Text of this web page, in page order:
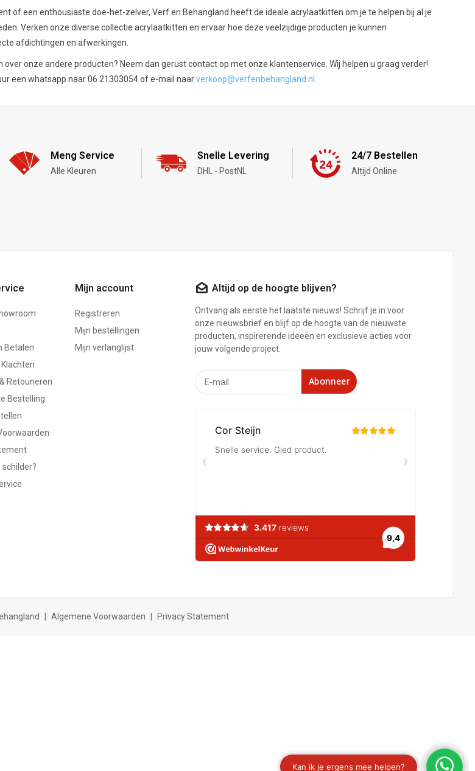
of een enthousiaste doe-het-zelver, Verf en Behangland heeft de ideale acrylaatkitten om je te helpen bij al je
Verken onze diverse collectie acrylaatkitten en ervaar hoe deze veelzijdige producten je kunnen
afdichtingen en afwerkingen.
onze andere producten? Neem dan gerust contact op met onze klantenservice. Wij helpen u graag verder!
een whatsapp naar 06 21303054 of e-mail naarverkoop@verfenbehangland.nl .
Meng Service
Alle Kleuren
Snelle Levering
DHL - PostNL
24/7 Bestellen
Altijd Online
Betalen
Retouneren
Bestelling
schilder?
Mijn account
Registreren
Mijn bestellingen
Mijn verlanglijst
Altijd op de hoogte blijven?
Ontvang als eerste het laatste nieuws! Schrijf je in voor
onze nieuwsbrief en blijf op de hoogte van de nieuwste
producten, inspirerende ideeën en exclusieve acties voor
jouw volgende project.
Abonneer
Algemene Voorwaarden Privacy Statement